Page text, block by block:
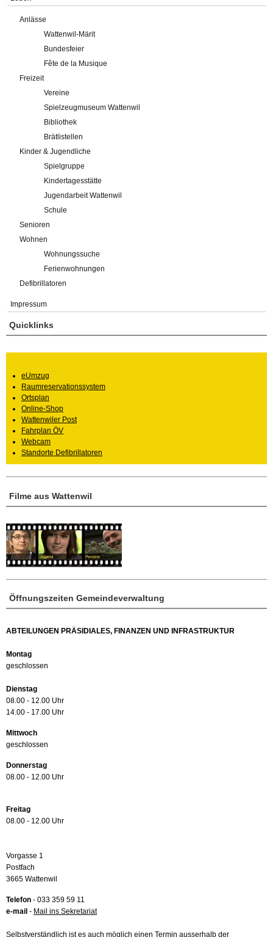
Anlässe
Wattenwil-Märit
Bundesfeier
Fête de la Musique
Freizeit
Vereine
Spielzeugmuseum Wattenwil
Bibliothek
Brätlistellen
Kinder & Jugendliche
Spielgruppe
Kindertagesstätte
Jugendarbeit Wattenwil
Schule
Senioren
Wohnen
Wohnungssuche
Ferienwohnungen
Defibrillatoren
Impressum
Öffnungszeiten Gemeindeverwaltung
ABTEILUNGEN PRÄSIDIALES, FINANZEN UND INFRASTRUKTUR
Montag
geschlossen
Dienstag
08.00 - 12.00 Uhr
14.00 - 17.00 Uhr
Mittwoch
geschlossen
Donnerstag
08.00 - 12.00 Uhr
Freitag
08.00 - 12.00 Uhr
Vorgasse 1
Postfach
3665 Wattenwil
Telefon - 033 359 59 11
e-mail - Mail ins Sekretariat
Selbstverständlich ist es auch möglich einen Termin ausserhalb der
Filme aus Wattenwil
Quicklinks
eUmzug
Raumreservationssystem
Ortsplan
Online-Shop
Wattenwiler Post
Fahrplan ÖV
Webcam
Standorte Defibrillatoren